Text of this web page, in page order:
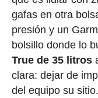
gafas en otra
presión y un
bolsillo donde lo
True de 35 litros
clara: dejar de
del equipo su sitio.